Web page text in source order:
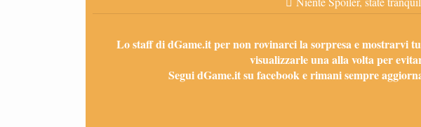
Lo staff di dGame.it per non rovinarci la sorpresa e mostrarvi
visualizzarle una alla volta per
Segui dGame.it su facebook e rimani sempre